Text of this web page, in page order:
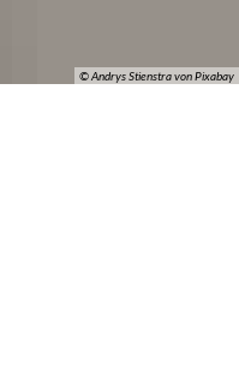
© Andrys Stienstra von Pixabay